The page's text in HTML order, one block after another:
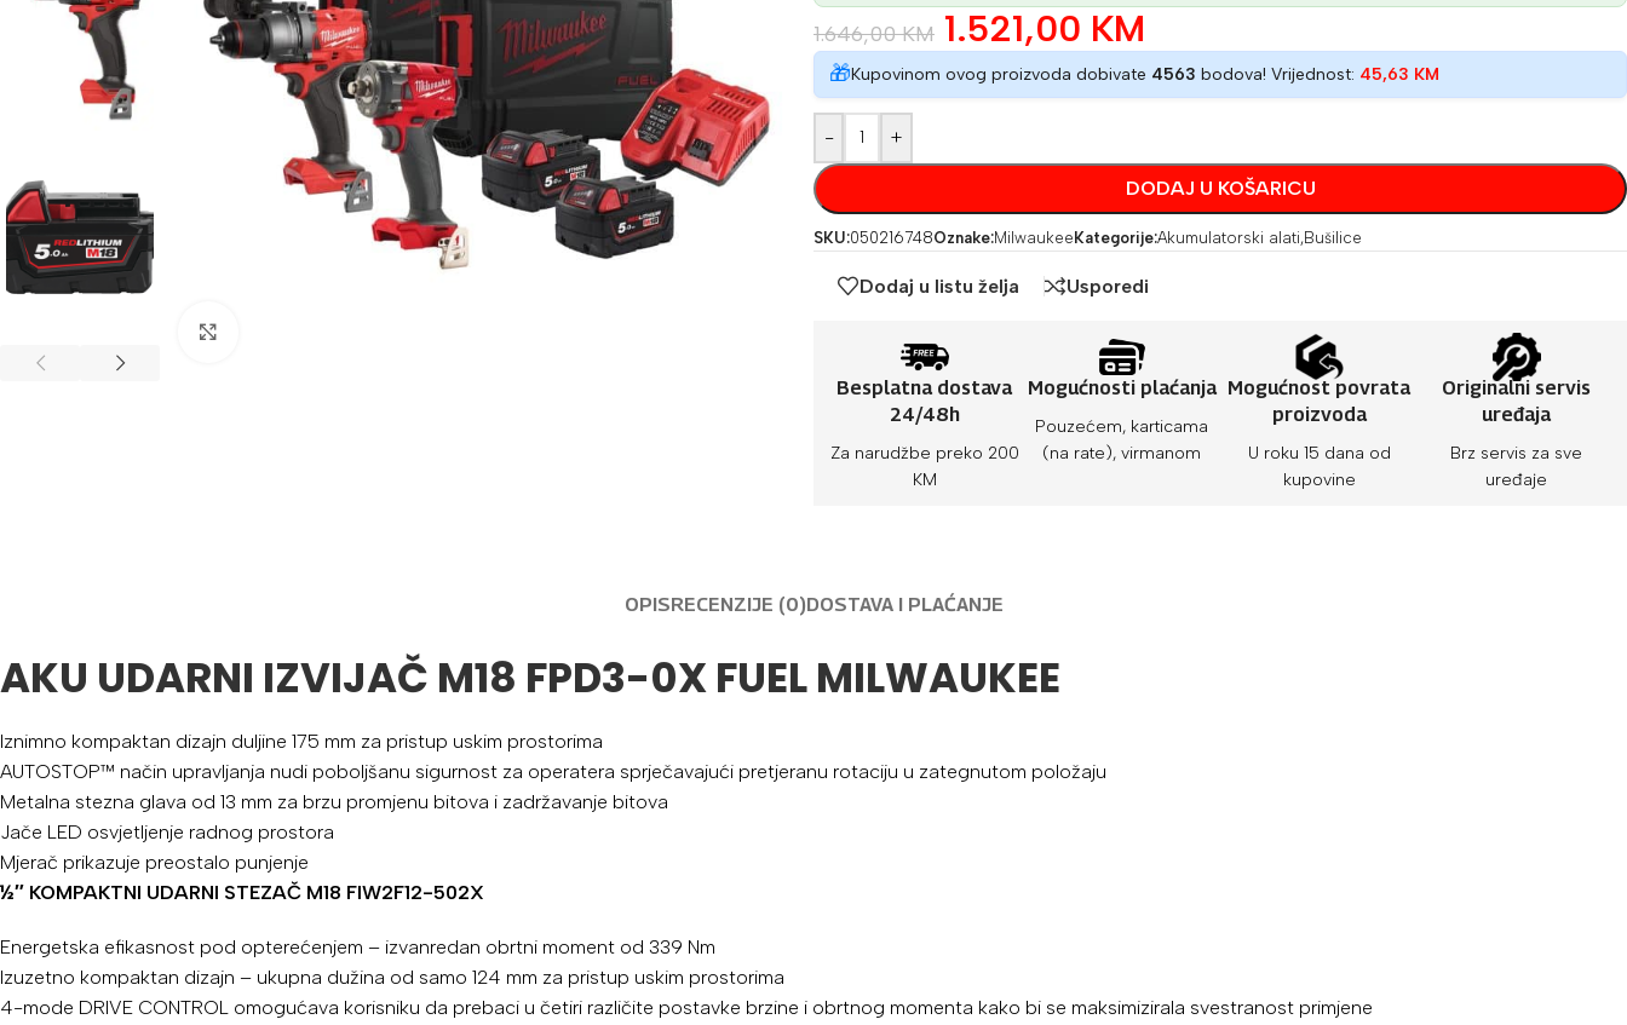
1.646,00KM 1.521,00 KM
🎁Kupovinom ovog proizvoda dobivate 4563 bodova! Vrijednost: 45,63 KM
- +
DODAJ U KOŠARICU
SKU:050216748Oznake:MilwaukeeKategorije:Akumulatorski alati,Bušilice
Dodaj u listu želja Usporedi
Besplatna dostava
24/48h
Za narudžbe preko 200
KM
Mogućnosti plaćanja
Pouzećem, karticama
(na rate), virmanom
Mogućnost povrata
proizvoda
U roku 15 dana od
kupovine
Originalni servis
uređaja
Brz servis za sve
uređaje
OPISRECENZIJE (0)DOSTAVA I PLAĆANJE
AKU UDARNI IZVIJAČ M18 FPD3-0X FUEL MILWAUKEE
Iznimno kompaktan dizajn duljine 175 mm za pristup uskim prostorima
AUTOSTOP™ način upravljanja nudi poboljšanu sigurnost za operatera sprječavajući pretjeranu rotaciju u zategnutom položaju
Metalna stezna glava od 13 mm za brzu promjenu bitova i zadržavanje bitova
Jače LED osvjetljenje radnog prostora
Mjerač prikazuje preostalo punjenje
½″ KOMPAKTNI UDARNI STEZAČ M18 FIW2F12-502X
Energetska efikasnost pod opterećenjem – izvanredan obrtni moment od 339 Nm
Izuzetno kompaktan dizajn – ukupna dužina od samo 124 mm za pristup uskim prostorima
4-mode DRIVE CONTROL omogućava korisniku da prebaci u četiri različite postavke brzine i obrtnog momenta kako bi se maksimizirala svestranost primjene